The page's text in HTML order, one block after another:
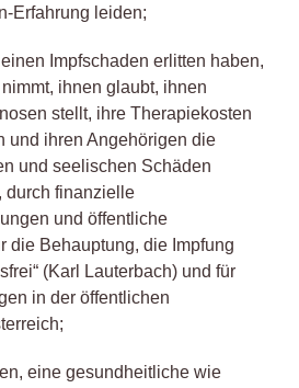
Erfahrung leiden;
Impfschaden erlitten haben,
ihnen glaubt, ihnen
stellt, ihre Therapiekosten
und ihren Angehörigen die
und seelischen Schäden
durch finanzielle
und öffentliche
die Behauptung, die Impfung
(Karl Lauterbach) und für
in der öffentlichen
eine gesundheitliche wie